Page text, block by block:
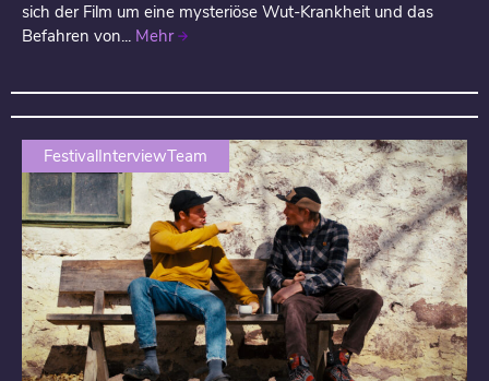
sich der Film um eine mysteriöse Wut-Krankheit und das
Befahren von... Mehr
FestivalInterviewTeam